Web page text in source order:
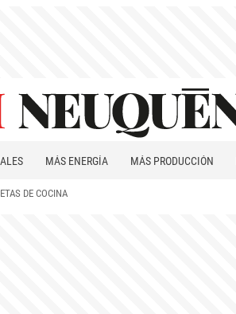
MÁS ENERGÍA MÁS PRODUCCIÓN
DE COCINA